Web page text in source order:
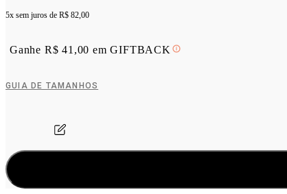
5x sem juros de R$ 82,00
Ganhe R$41,00 emGIFTBACK
GUIA DE TAMANHOS